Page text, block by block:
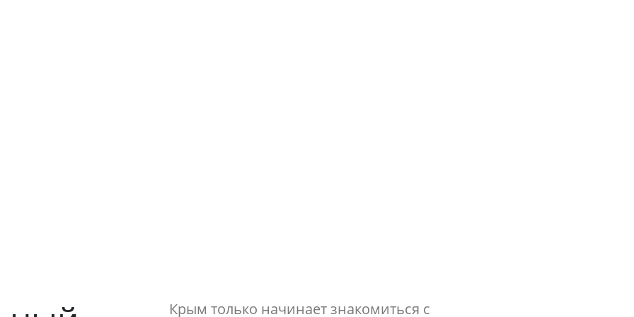
Крым только начинает знакомиться с